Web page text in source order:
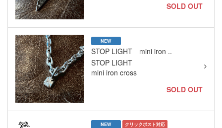
SOLD OUT
NEW
STOP LIGHT mini iron ..
STOP LIGHT
mini iron cross
SOLD OUT
NEW クリックポスト対応